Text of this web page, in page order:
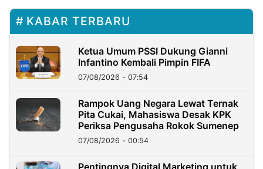
KABAR TERBARU
Ketua Umum PSSI Dukung Gianni
Infantino Kembali Pimpin FIFA
07/08/2026 - 07:54
Rampok Uang Negara Lewat Ternak
Pita Cukai, Mahasiswa Desak KPK
Periksa Pengusaha Rokok Sumenep
07/08/2026 - 00:54